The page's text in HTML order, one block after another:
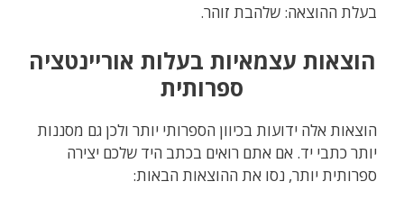
בעלת ההוצאה: שלהבת זוהר.
הוצאות עצמאיות בעלות אוריינטציה
ספרותית
הוצאות אלה ידועות בכיוון הספרותי יותר ולכן גם מסננות
יותר כתבי יד. אם אתם רואים בכתב היד שלכם יצירה
ספרותית יותר, נסו את ההוצאות הבאות: